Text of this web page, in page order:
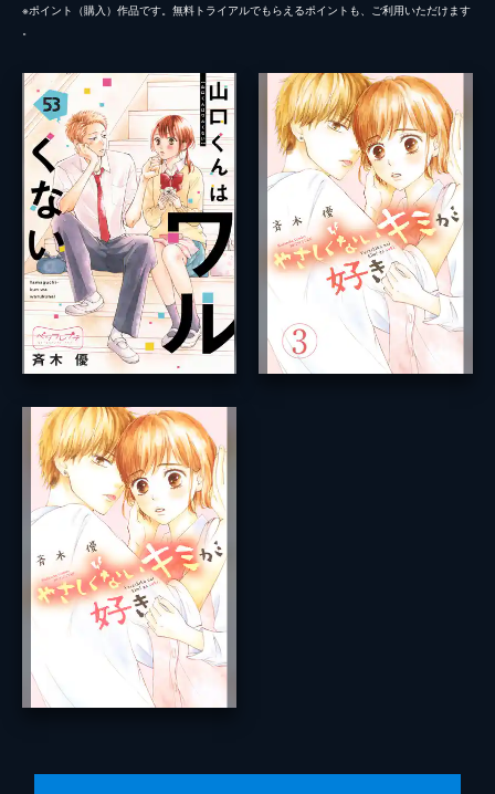
※ポイント（購⼊）作品です。無料トライアルでもらえるポイントも、ご利⽤いただけます